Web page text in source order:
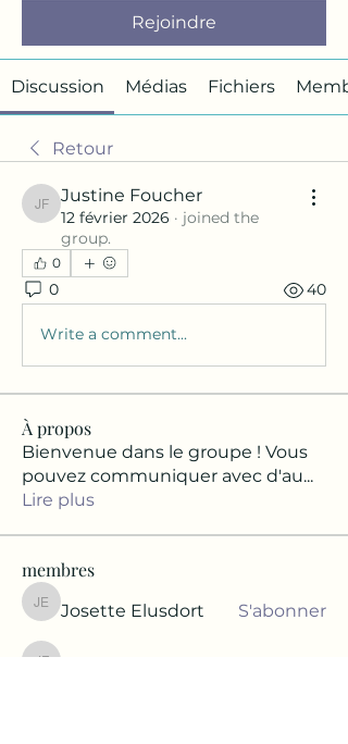
Rejoindre
Discussion Médias Fichiers
Retour
Justine Foucher
Justine Foucher
12 février 2026 · joined the
group.
0
0 40
Write a comment...
À propos
Bienvenue dans le groupe ! Vous
pouvez communiquer avec d'au...
Lire plus
membres
Josette Elusdort
Josette Elusdort S'abonner